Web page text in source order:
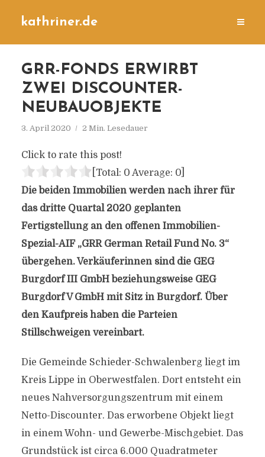
kathriner.de
GRR-FONDS ERWIRBT
ZWEI DISCOUNTER-
NEUBAUOBJEKTE
3. April 2020 2 Min. Lesedauer
Click to rate this post!
[Total: 0 Average: 0]
Die beiden Immobilien werden nach ihrer für
das dritte Quartal 2020 geplanten
Fertigstellung an den offenen Immobilien-
Spezial-AIF „GRR German Retail Fund No. 3“
übergehen. Verkäuferinnen sind die GEG
Burgdorf III GmbH beziehungsweise GEG
Burgdorf V GmbH mit Sitz in Burgdorf. Über
den Kaufpreis haben die Parteien
Stillschweigen vereinbart.
Die Gemeinde Schieder-Schwalenberg liegt im
Kreis Lippe in Oberwestfalen. Dort entsteht ein
neues Nahversorgungszentrum mit einem
Netto-Discounter. Das erworbene Objekt liegt
in einem Wohn- und Gewerbe-Mischgebiet. Das
Grundstück ist circa 6.000 Quadratmeter